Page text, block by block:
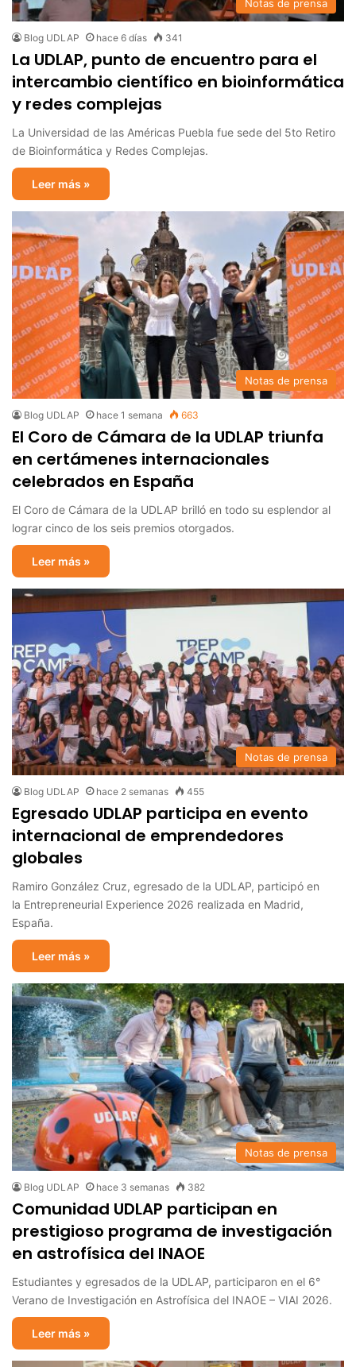
Notas de prensa
Blog UDLAP hace 6 días 341
La UDLAP, punto de encuentro para el
intercambio científico en bioinformática
y redes complejas
La Universidad de las Américas Puebla fue sede del 5to Retiro
de Bioinformática y Redes Complejas.
Leer más »
Notas de prensa
Blog UDLAP hace 1 semana 663
El Coro de Cámara de la UDLAP triunfa
en certámenes internacionales
celebrados en España
El Coro de Cámara de la UDLAP brilló en todo su esplendor al
lograr cinco de los seis premios otorgados.
Leer más »
Notas de prensa
Blog UDLAP hace 2 semanas 455
Egresado UDLAP participa en evento
internacional de emprendedores
globales
Ramiro González Cruz, egresado de la UDLAP, participó en
la Entrepreneurial Experience 2026 realizada en Madrid,
España.
Leer más »
Notas de prensa
Blog UDLAP hace 3 semanas 382
Comunidad UDLAP participan en
prestigioso programa de investigación
en astrofísica del INAOE
Estudiantes y egresados de la UDLAP, participaron en el 6°
Verano de Investigación en Astrofísica del INAOE – VIAI 2026.
Leer más »